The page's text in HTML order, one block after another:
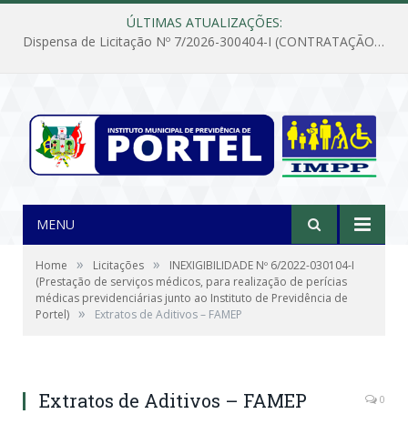
ÚLTIMAS ATUALIZAÇÕES:
Dispensa de Licitação Nº 7/2026-300404-I (CONTRATAÇÃO DE EMPRESA PARA MANUTENÇÃO E REPARAÇÃO DE APARELHOS DE AR CONDICIONADO, EM ATENDIMENTO ÀS NECESSIDADES DO INSTITUTO DE PREVIDÊNCIA MUNICIPAL DE PORTEL/PA)
MENU
Home » Licitações »
INEXIGIBILIDADE Nº 6/2022-030104-I
(Prestação de serviços médicos, para realização de perícias
médicas previdenciárias junto ao Instituto de Previdência de
Portel) » Extratos de Aditivos – FAMEP
Extratos de Aditivos – FAMEP 0